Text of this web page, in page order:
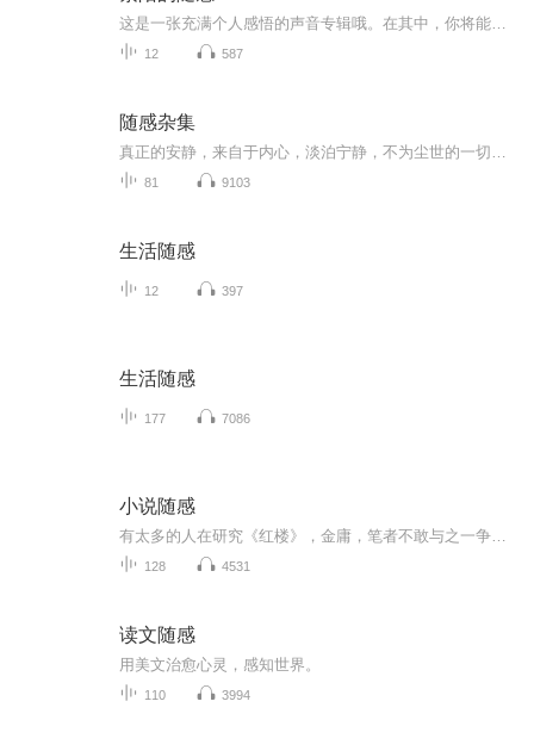
12 587
随感杂集
81 9103
生活随感
12 397
生活随感
177 7086
小说随感
128 4531
读文随感
用美文治愈心灵，感知世界。
110 3994